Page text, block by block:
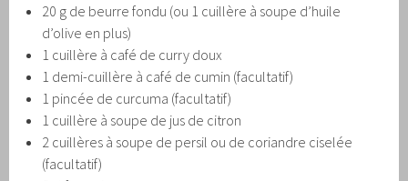
20 g de beurre fondu (ou 1 cuillère à soupe d’huile
d’olive en plus)
1 cuillère à café de curry doux
1 demi-cuillère à café de cumin (facultatif)
1 pincée de curcuma (facultatif)
1 cuillère à soupe de jus de citron
2 cuillères à soupe de persil ou de coriandre ciselée
(facultatif)